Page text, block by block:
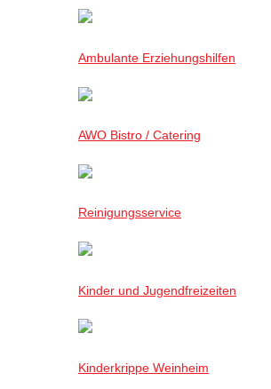
Ambulante Erziehungshilfen
AWO Bistro / Catering
Reinigungsservice
Kinder und Jugendfreizeiten
Kinderkrippe Weinheim